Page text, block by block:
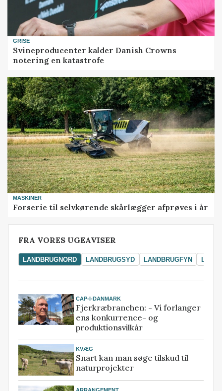
GRISE
Svineproducenter kalder Danish Crowns
notering en katastrofe
MASKINER
Forserie til selvkørende skårlægger afprøves i år
FRA VORES UGEAVISER
LANDBRUGNORD LANDBRUGSYD LANDBRUGFYN
CAP-I-DANMARK
Fjerkræbranchen: - Vi forlanger
ens konkurrence- og
produktionsvilkår
KVÆG
Snart kan man søge tilskud til
naturprojekter
ARRANGEMENT